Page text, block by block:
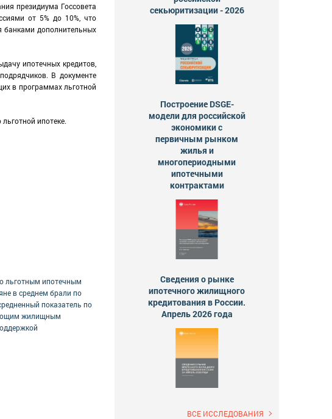
президиума Госсовета
от 5% до 10%, что
дополнительных
ипотечных кредитов,
В документе
в программах льготной
ипотеке.
льготным ипотечным
в среднем брали по
показатель по
жилищным
секьюритизации - 2026
Построение DSGE-
модели для российской
экономики с
первичным рынком
жилья и
многопериодными
ипотечными
контрактами
Сведения о рынке
ипотечного жилищного
кредитования в России.
Апрель 2026 года
ВСЕ ИССЛЕДОВАНИЯ